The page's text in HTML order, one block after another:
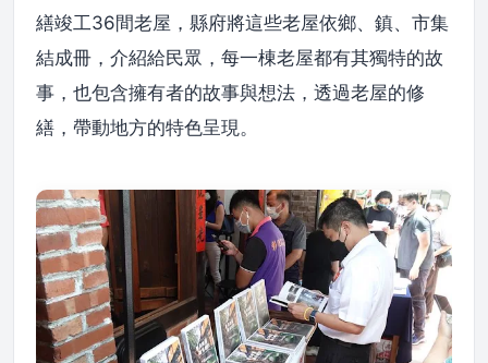
繕竣工36間老屋，縣府將這些老屋依鄉、鎮、市集
結成冊，介紹給民眾，每一棟老屋都有其獨特的故
事，也包含擁有者的故事與想法，透過老屋的修
繕，帶動地方的特色呈現。